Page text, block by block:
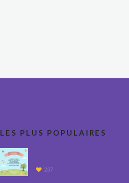
LES PLUS POPULAIRES
237